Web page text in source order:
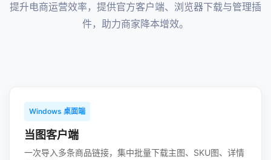
提升电商运营效率，提供官方客户端、浏览器下载与管理插
件，助力商家降本增效。
Windows 桌面端
当图客户端
一次导入多条商品链接，集中批量下载主图、SKU图、详情